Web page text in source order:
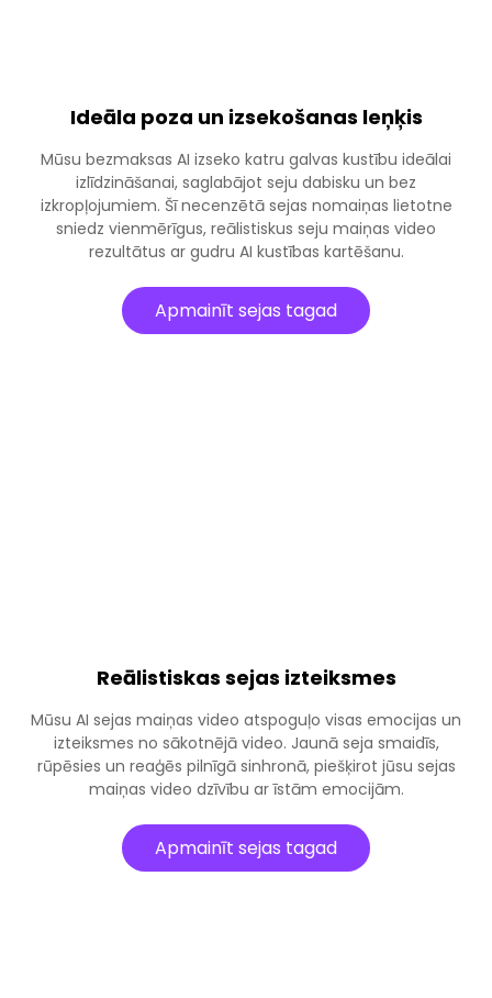
Ideāla poza un izsekošanas leņķis
Mūsu bezmaksas AI izseko katru galvas kustību ideālai
izlīdzināšanai, saglabājot seju dabisku un bez
izkropļojumiem. Šī necenzētā sejas nomaiņas lietotne
sniedz vienmērīgus, reālistiskus seju maiņas video
rezultātus ar gudru AI kustības kartēšanu.
Apmainīt sejas tagad
Reālistiskas sejas izteiksmes
Mūsu AI sejas maiņas video atspoguļo visas emocijas un
izteiksmes no sākotnējā video. Jaunā seja smaidīs,
rūpēsies un reaģēs pilnīgā sinhronā, piešķirot jūsu sejas
maiņas video dzīvību ar īstām emocijām.
Apmainīt sejas tagad